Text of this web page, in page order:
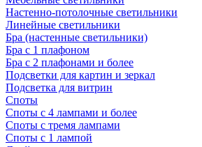
Настенно-потолочные светильники
Линейные светильники
Бра (настенные светильники)
Бра с 1 плафоном
Бра с 2 плафонами и более
Подсветки для картин и зеркал
Подсветка для витрин
Споты
Споты с 4 лампами и более
Споты с тремя лампами
Споты с 1 лампой